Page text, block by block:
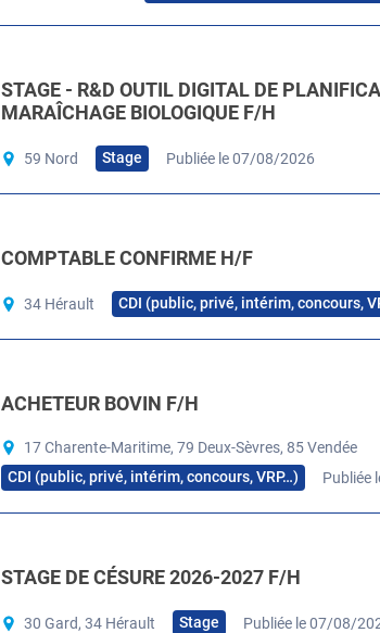
STAGE - R&D OUTIL DIGITAL DE
MARAÎCHAGE BIOLOGIQUE F/H
59 Nord Stage Publiée le 07/08/2026
COMPTABLE CONFIRME H/F
34 Hérault CDI (public, privé, intérim, concours,
ACHETEUR BOVIN F/H
17 Charente-Maritime, 79 Deux-Sèvres, 85 Vendée
CDI (public, privé, intérim, concours, VRP…)
Publiée
STAGE DE CÉSURE 2026-2027 F/H
30 Gard, 34 Hérault Stage Publiée le 07/08/